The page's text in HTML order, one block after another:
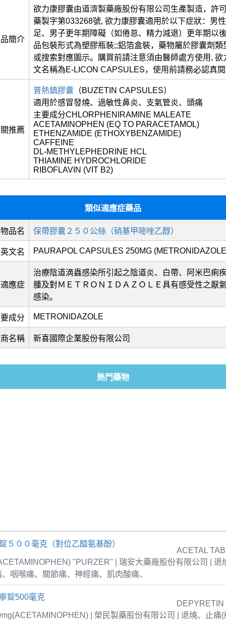
簡介
欲力康膠囊由道濟製藥廠股份有限公司生產製造，許
藥製字第033268號, 欲力康膠囊適用於以下症狀：男
足、男子更年期障礙（如倦怠、精力減退）更年期以
品包裝形式為塑膠瓶裝;;鋁箔盒裝，藥物屬於膠囊劑類
或搜索對應圖示。購買前請注意須由醫師處方使用, 欲
文名稱為E-LICON CAPSULES，使用前請務必認真閱
推薦
普熱鎮膠囊 （BUZETIN CAPSULES）
適用於感冒發燒、過敏性鼻炎、支氣管炎、頭痛
主要成分CHLORPHENIRAMINE MALEATE
ACETAMINOPHEN (EQ TO PARACETAMOL)
ETHENZAMIDE (ETHOXYBENZAMIDE)
CAFFEINE
DL-METHYLEPHEDRINE HCL
THIAMINE HYDROCHLORIDE
RIBOFLAVIN (VIT B2)
類似適應症藥品
品名 保帶膠囊２５０公絲（硝基甲嘧唑乙醇）
英文名 PAURAPOL CAPSULES 250MG
適應症
治療陰道滴蟲感染所引起之陰道炎、白帶、阿米巴痢
腫及對ＭＥＴＲＯＮＩＤＡＺＯＬＥ具有感受性之厭
感染。
成分 METRONIDAZOLE
名稱 新喜國際企業股份有限公司
熱門藥物
５００毫克（對位乙醯氨基酚）
ACETAL
"PURZER" | 瑞安大藥廠股份有限公司 | 退
咽喉痛、關節痛、神經痛、肌肉酸痛、
錠500毫克
DEPYRETIN
| 榮民製藥股份有限公司 | 退燒、止痛